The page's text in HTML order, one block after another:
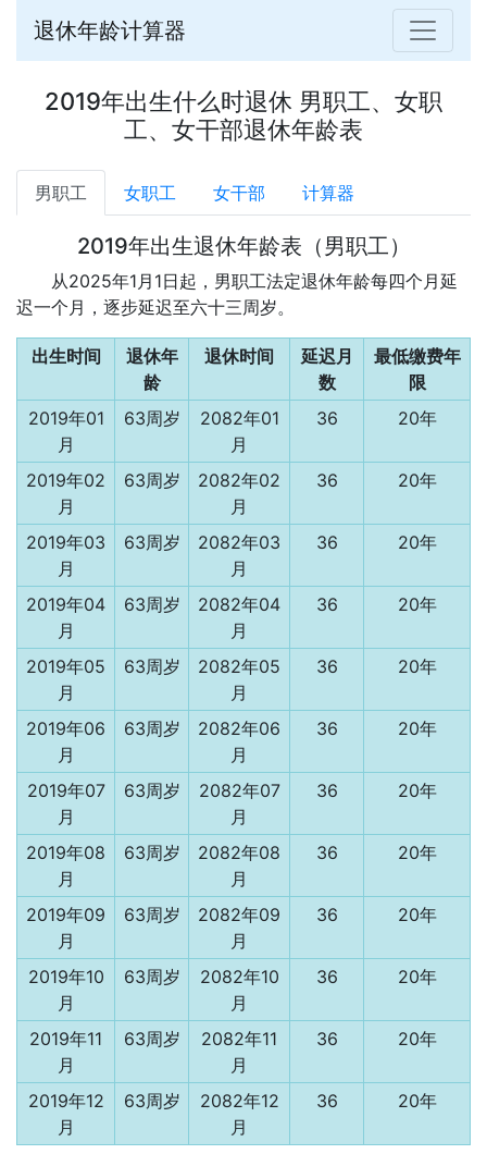
退休年龄计算器
2019年出生什么时退休 男职工、女职
工、女干部退休年龄表
男职工 女职工 女干部 计算器
2019年出生退休年龄表（男职工）
从2025年1月1日起，男职工法定退休年龄每四个月延
迟一个月，逐步延迟至六十三周岁。
出生时间
退休年
龄
退休时间
延迟月
数
最低缴费年
限
2019年01
月
63周岁
2082年01
月
36 20年
2019年02
月
63周岁
2082年02
月
36 20年
2019年03
月
63周岁
2082年03
月
36 20年
2019年04
月
63周岁
2082年04
月
36 20年
2019年05
月
63周岁
2082年05
月
36 20年
2019年06
月
63周岁
2082年06
月
36 20年
2019年07
月
63周岁
2082年07
月
36 20年
2019年08
月
63周岁
2082年08
月
36 20年
2019年09
月
63周岁
2082年09
月
36 20年
2019年10
月
63周岁
2082年10
月
36 20年
2019年11
月
63周岁
2082年11
月
36 20年
2019年12
月
63周岁
2082年12
月
36 20年